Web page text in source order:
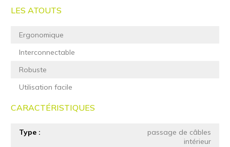
LES ATOUTS
Ergonomique
Interconnectable
Robuste
Utilisation facile
CARACTÉRISTIQUES
Type
passage de câbles
intérieur